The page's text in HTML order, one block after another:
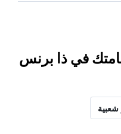
في ذا برنس
شعبية